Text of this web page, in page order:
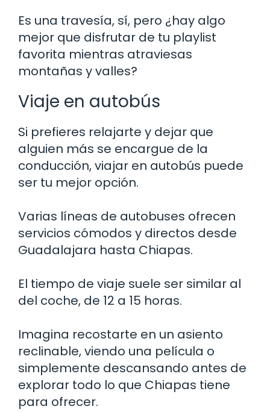
Es una travesía, sí, pero ¿hay algo
mejor que disfrutar de tu playlist
favorita mientras atraviesas
montañas y valles?
Viaje en autobús
Si prefieres relajarte y dejar que
alguien más se encargue de la
conducción, viajar en autobús puede
ser tu mejor opción.
Varias líneas de autobuses ofrecen
servicios cómodos y directos desde
Guadalajara hasta Chiapas.
El tiempo de viaje suele ser similar al
del coche, de 12 a 15 horas.
Imagina recostarte en un asiento
reclinable, viendo una película o
simplemente descansando antes de
explorar todo lo que Chiapas tiene
para ofrecer.